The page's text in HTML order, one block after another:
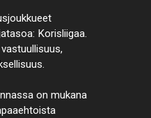
Korisliigaa.
on mukana